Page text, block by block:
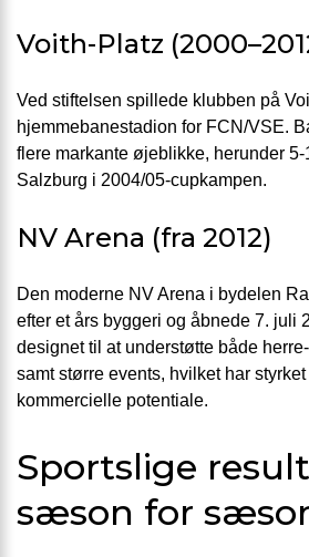
Voith-Platz
Ved stiftelsen spillede klubben på
hjemmebanestadion for FCN/VSE.
flere markante øjeblikke, herunder
Salzburg i 2004/05-cupkampen.
NV Arena (fra 2012)
Den moderne NV Arena i bydelen
efter et års byggeri og åbnede 7. juli
designet til at understøtte både
samt større events, hvilket har
kommercielle potentiale.
Sportslige
sæson for